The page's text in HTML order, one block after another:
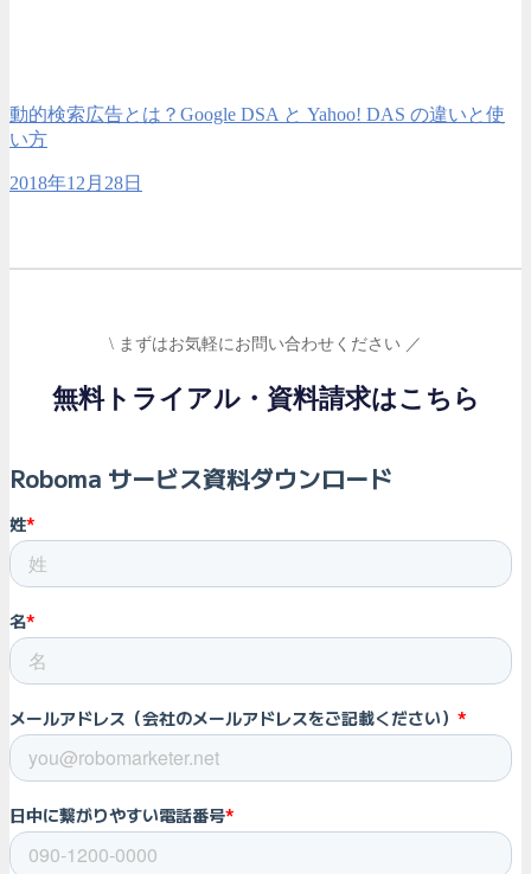
動的検索広告とは？Google DSA と Yahoo! DAS の違いと使
い方
2018年12月28日
\ まずはお気軽にお問い合わせください ／
無料トライアル・資料請求はこちら